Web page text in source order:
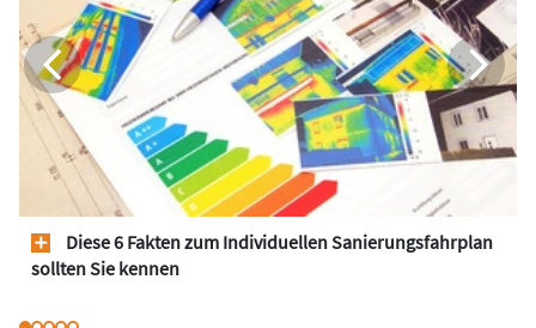
Diese 6 Fakten zum Individuellen Sanierungsfahrplan
sollten Sie kennen